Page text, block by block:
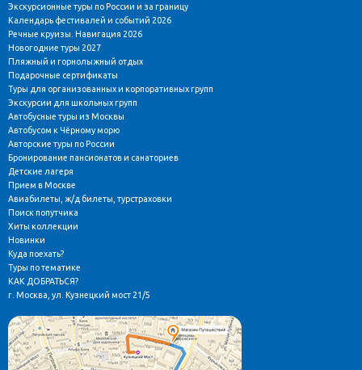
Экскурсионные туры по России и за границу
Календарь фестивалей и событий 2026
Речные круизы. Навигация 2026
Новогодние туры 2027
Пляжный и горнолыжный отдых
Подарочные сертификаты
Туры для организованных и корпоративных групп
Экскурсии для школьных групп
Автобусные туры из Москвы
Автобусом к Чёрному морю
Авторские туры по России
Бронирование пансионатов и санаториев
Детские лагеря
Прием в Москве
Авиабилеты, ж/д билеты, турстраховки
Поиск попутчика
Хиты коллекции
Новинки
Куда поехать?
Туры по тематике
КАК ДОБРАТЬСЯ?
г. Москва, ул. Кузнецкий мост 21/5